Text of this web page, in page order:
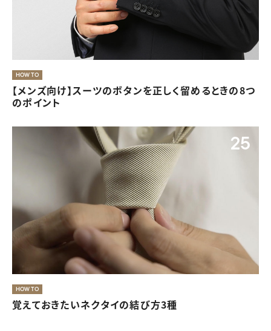
HOW TO
【メンズ向け】スーツのボタンを正しく留めるときの8つ
のポイント
25
HOW TO
覚えておきたいネクタイの結び方3種
きちんと感と華やかさが両立した入学式・卒業式の服装
07
夏のレディースオフィスカジュアルは、素材と色で涼し
もっと見る